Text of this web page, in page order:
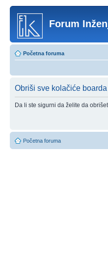
Forum
Početna foruma
Obriši sve kolačiće boarda
Da li ste sigurni da želite da
Početna foruma